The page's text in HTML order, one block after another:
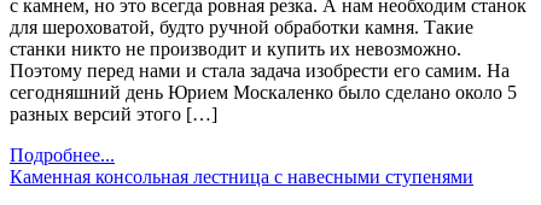
с камнем, но это всегда ровная резка. А нам необходим станок
для шероховатой, будто ручной обработки камня. Такие
станки никто не производит и купить их невозможно.
Поэтому перед нами и стала задача изобрести его самим. На
сегодняшний день Юрием Москаленко было сделано около 5
разных версий этого […]
Подробнее...
Каменная консольная лестница с навесными ступенями